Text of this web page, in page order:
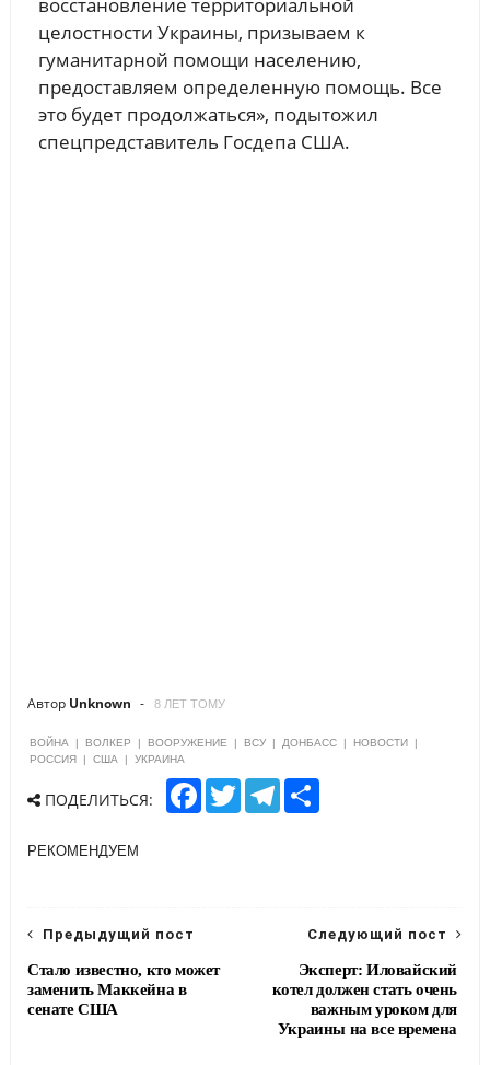
целостности Украины, призываем к
гуманитарной помощи населению,
предоставляем определенную помощь. Все
это будет продолжаться», подытожил
спецпредставитель Госдепа США.
Автор Unknown 8 ЛЕТ ТОМУ
ВОЙНА | ВОЛКЕР | ВООРУЖЕНИЕ | ВСУ | ДОНБАСС | НОВОСТИ
|
РОССИЯ
| США | УКРАИНА
ПОДЕЛИТЬСЯ:
F
T
w
T
S
РЕКОМЕНДУЕМ
Следующий пост
Эксперт: Иловайский
котел должен стать очень
важным уроком для
Украины на все времена
Предыдущий пост
Стало известно, кто может
заменить Маккейна в
сенате США